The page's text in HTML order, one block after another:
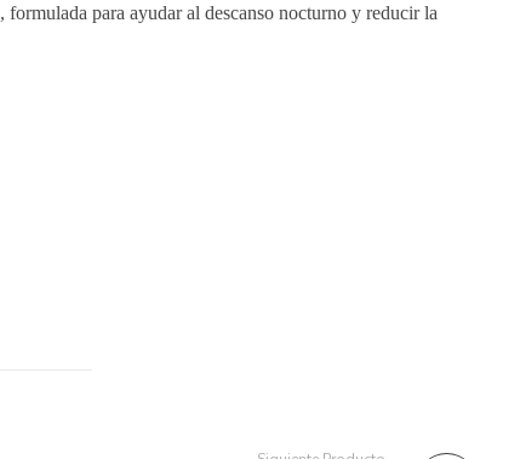
, formulada para ayudar al descanso nocturno y reducir la